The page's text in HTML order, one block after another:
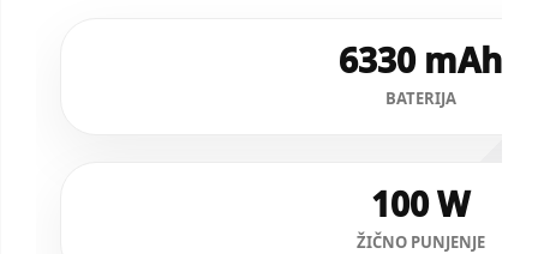
6330 mAh
BATERIJA
100 W
ŽIČNO PUNJENJE